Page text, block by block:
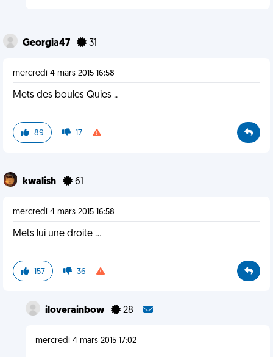
Georgia47 31
mercredi 4 mars 2015 16:58
Mets des boules Quies ..
89 17
kwalish 61
mercredi 4 mars 2015 16:58
Mets lui une droite ...
157 36
iloverainbow 28
mercredi 4 mars 2015 17:02